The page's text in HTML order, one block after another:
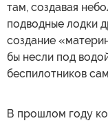
там, создавая
подводные лодки
создание
бы несли под
беспилотников
В прошлом году